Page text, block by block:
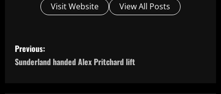
Visit Website View All Posts
P
o
Previous:
Sunderland handed Alex Pritchard lift